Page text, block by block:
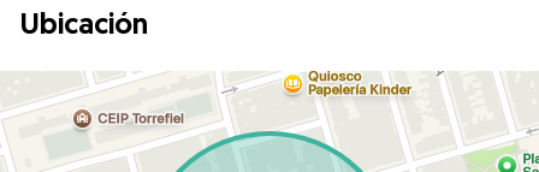
Ubicación